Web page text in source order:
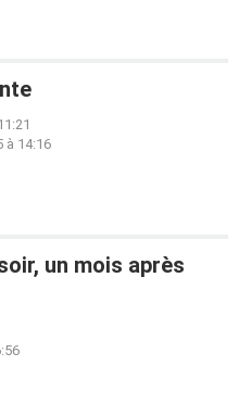
à 14:16
un mois après